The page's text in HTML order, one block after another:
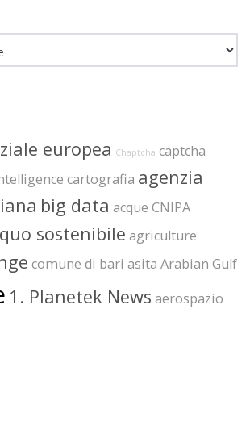
europea Chaptcha captcha
cartografia agenzia
big data acque CNIPA
sostenibile agriculture
comune di bari asita Arabian Gulf
1. Planetek News aerospazio